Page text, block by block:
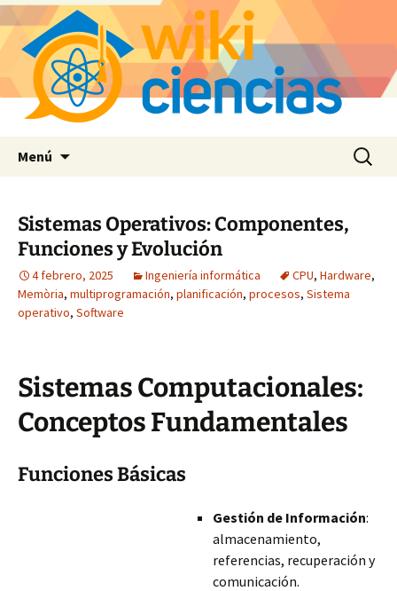
Menú Buscar:
Sistemas Operativos: Componentes,
Funciones y Evolución
4 febrero, 2025 Ingeniería informática CPU, Hardware,
Memòria, multiprogramación, planificación, procesos, Sistema
operativo, Software
Sistemas Computacionales:
Conceptos Fundamentales
Funciones Básicas
Gestión de Información:
almacenamiento,
referencias, recuperación y
comunicación.